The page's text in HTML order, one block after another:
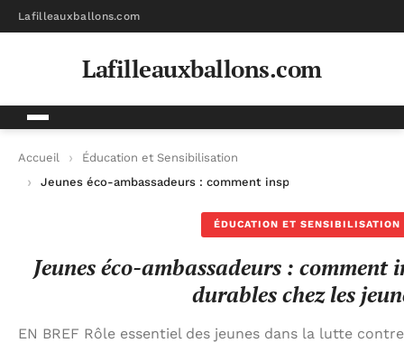
Lafilleauxballons.com
Lafilleauxballons.com
Accueil
Éducation et Sensibilisation
Jeunes éco-ambassadeurs : comment inspirer des actions
ÉDUCATION ET SENSIBILISATION
Jeunes éco-ambassadeurs : comment
durables chez les
EN BREF Rôle essentiel des jeunes dans la lutte